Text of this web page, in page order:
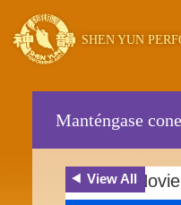
SHEN YUN
Manténgase
View All